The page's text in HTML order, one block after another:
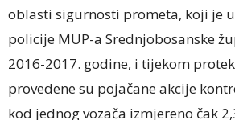
oblasti sigurnosti prometa, koji je
policije MUP-a Srednjobosanske
2016-2017. godine, i tijekom
provedene su pojačane akcije
kod jednog vozača izmjereno čak